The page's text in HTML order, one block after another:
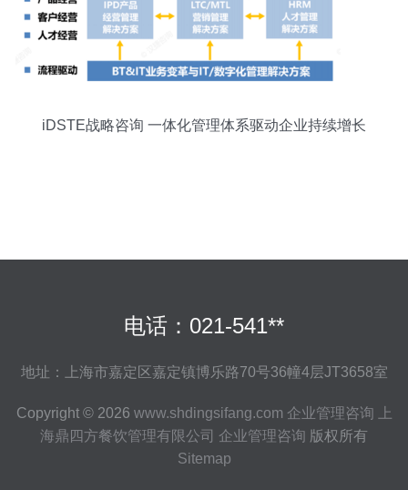
iDSTE战略咨询 一体化管理体系驱动企业持续增长
电话：021-541**
地址：上海市嘉定区嘉定镇博乐路70号36幢4层JT3658室
Copyright © 2026 www.shdingsifang.com 企业管理咨询
上
海鼎四方餐饮管理有限公司 企业管理咨询 版权所有
Sitemap